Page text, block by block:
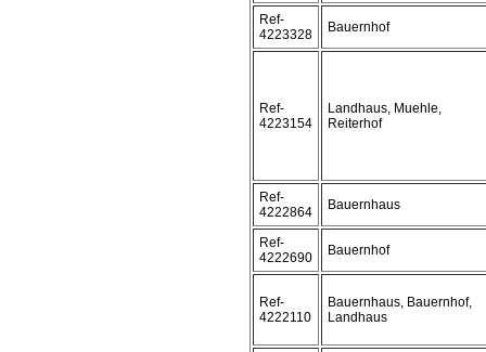
Ref-
4223328
Bauernhof
Ref-
4223154
Landhaus, Muehle,
Reiterhof
Ref-
4222864
Bauernhaus
Ref-
4222690
Bauernhof
Ref-
4222110
Bauernhaus, Bauernhof,
Landhaus